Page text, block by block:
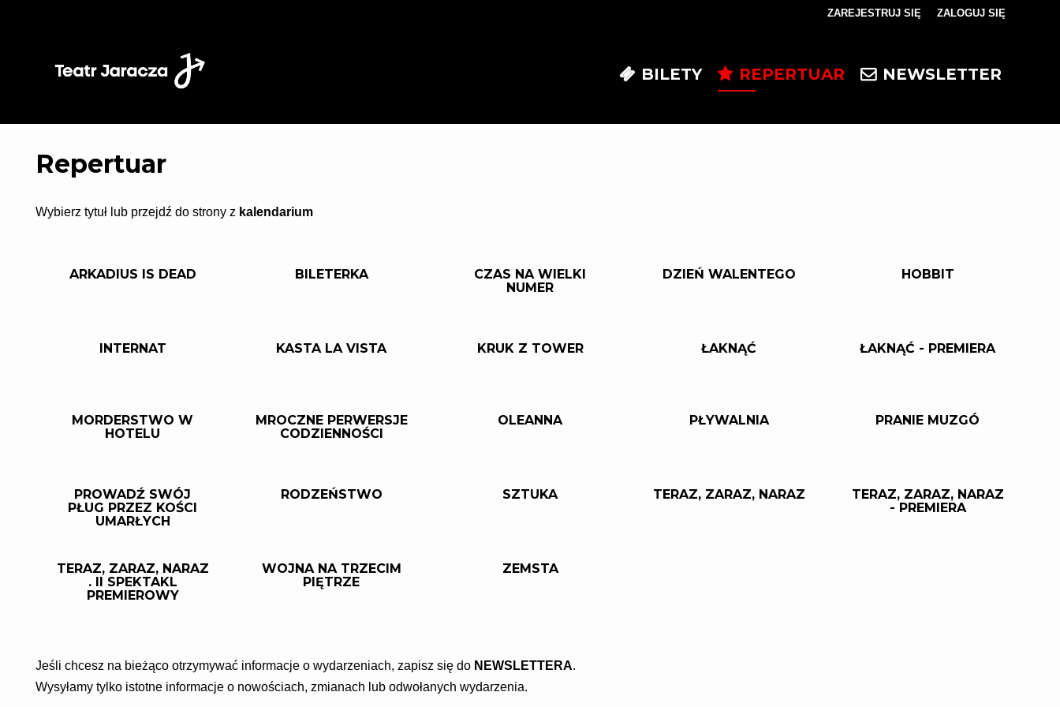
ZAREJESTRUJ SIĘ ZALOGUJ SIĘ
BILETY REPERTUAR NEWSLETTER
Repertuar
Wybierz tytuł lub przejdź do strony z kalendarium
ARKADIUS IS DEAD BILETERKA
CZAS NA WIELKI
NUMER
DZIEŃ WALENTEGO HOBBIT
INTERNAT KASTA LA VISTA KRUK Z TOWER ŁAKNĄĆ ŁAKNĄĆ - PREMIERA
MORDERSTWO W
HOTELU
MROCZNE PERWERSJE
CODZIENNOŚCI
OLEANNA PŁYWALNIA PRANIE MUZGÓ
PROWADŹ SWÓJ
PŁUG PRZEZ KOŚCI
UMARŁYCH
RODZEŃSTWO SZTUKA TERAZ, ZARAZ, NARAZ
TERAZ, ZARAZ, NARAZ
- PREMIERA
TERAZ, ZARAZ, NARAZ
. II SPEKTAKL
PREMIEROWY
WOJNA NA TRZECIM
PIĘTRZE
ZEMSTA
Jeśli chcesz na bieżąco otrzymywać informacje o wydarzeniach, zapisz się do NEWSLETTERA.
Wysyłamy tylko istotne informacje o nowościach, zmianach lub odwołanych wydarzenia.